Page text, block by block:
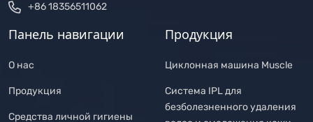
+86 18356511062
Панель навигации
О нас
Продукция
Средства личной гигиены
Продукция
Циклонная машина Muscle
Система IPL для
безболезненного удаления